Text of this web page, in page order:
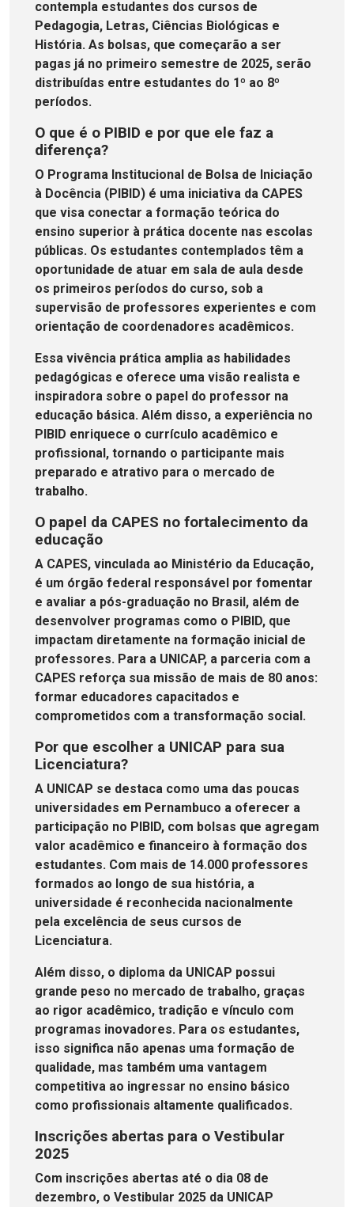
contempla estudantes dos cursos de
Pedagogia, Letras, Ciências Biológicas e
História. As bolsas, que começarão a ser
pagas já no primeiro semestre de 2025, serão
distribuídas entre estudantes do 1º ao 8º
períodos.
O que é o PIBID e por que ele faz a
diferença?
O Programa Institucional de Bolsa de Iniciação
à Docência (PIBID) é uma iniciativa da CAPES
que visa conectar a formação teórica do
ensino superior à prática docente nas escolas
públicas. Os estudantes contemplados têm a
oportunidade de atuar em sala de aula desde
os primeiros períodos do curso, sob a
supervisão de professores experientes e com
orientação de coordenadores acadêmicos.
Essa vivência prática amplia as habilidades
pedagógicas e oferece uma visão realista e
inspiradora sobre o papel do professor na
educação básica. Além disso, a experiência no
PIBID enriquece o currículo acadêmico e
profissional, tornando o participante mais
preparado e atrativo para o mercado de
trabalho.
O papel da CAPES no fortalecimento da
educação
A CAPES, vinculada ao Ministério da Educação,
é um órgão federal responsável por fomentar
e avaliar a pós-graduação no Brasil, além de
desenvolver programas como o PIBID, que
impactam diretamente na formação inicial de
professores. Para a UNICAP, a parceria com a
CAPES reforça sua missão de mais de 80 anos:
formar educadores capacitados e
comprometidos com a transformação social.
Por que escolher a UNICAP para sua
Licenciatura?
A UNICAP se destaca como uma das poucas
universidades em Pernambuco a oferecer a
participação no PIBID, com bolsas que agregam
valor acadêmico e financeiro à formação dos
estudantes. Com mais de 14.000 professores
formados ao longo de sua história, a
universidade é reconhecida nacionalmente
pela excelência de seus cursos de
Licenciatura.
Além disso, o diploma da UNICAP possui
grande peso no mercado de trabalho, graças
ao rigor acadêmico, tradição e vínculo com
programas inovadores. Para os estudantes,
isso significa não apenas uma formação de
qualidade, mas também uma vantagem
competitiva ao ingressar no ensino básico
como profissionais altamente qualificados.
Inscrições abertas para o Vestibular
2025
Com inscrições abertas até o dia 08 de
dezembro, o Vestibular 2025 da UNICAP